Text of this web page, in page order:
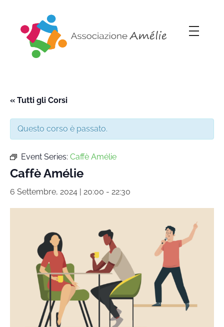
« Tutti gli Corsi
Questo corso è passato.
Event Series: Caffè Amélie
Caffè Amélie
6 Settembre, 2024 | 20:00 - 22:30